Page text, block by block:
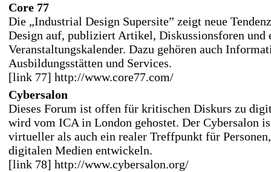
Core 77
Die „Industrial Design Supersite” zeigt neue
Design auf, publiziert Artikel, Diskussionsforen und
Veranstaltungskalender. Dazu gehören auch
Ausbildungsstätten und Services.
[link 77] http://www.core77.com/
Cybersalon
Dieses Forum ist offen für kritischen Diskurs zu
wird vom ICA in London gehostet. Der Cybersalon
virtueller als auch ein realer Treffpunkt für
digitalen Medien entwickeln.
[link 78] http://www.cybersalon.org/